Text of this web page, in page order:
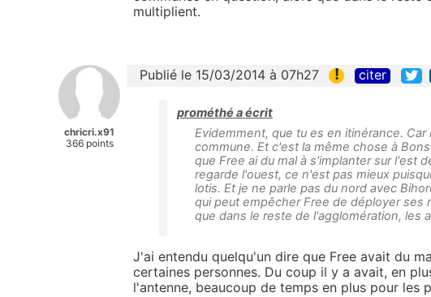
multiplient.
chricri.x91
366 points
Publié le 15/03/2014 à 07h27 ! citer
prométhé a écrit
Evidemment, que tu es en itinérance.
commune. Et c'est la même chose à
que Free ai du mal à s'implanter sur l'est
regarde l'ouest, ce n'est pas mieux
lotis. Et je ne parle pas du nord avec
qui peut empêcher Free de déployer ses
que dans le reste de l'agglomération, les
J'ai entendu quelqu'un dire que Free avait du
certaines personnes. Du coup il y a avait, en
l'antenne, beaucoup de temps en plus pour les